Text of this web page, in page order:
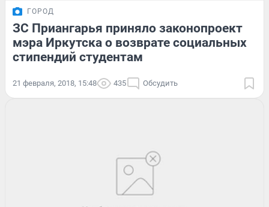
ГОРОД
ЗС Приангарья приняло законопроект
мэра Иркутска о возврате социальных
стипендий студентам
21 февраля, 2018, 15:48 435 Обсудить